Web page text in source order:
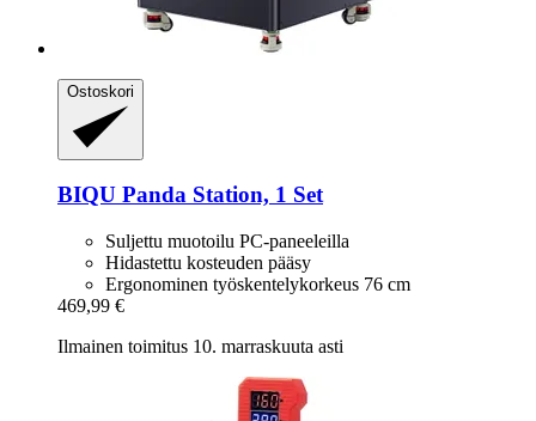
Ostoskori
BIQU Panda Station, 1 Set
Suljettu muotoilu PC-paneeleilla
Hidastettu kosteuden pääsy
Ergonominen työskentelykorkeus 76 cm
469,99 €
Ilmainen toimitus 10. marraskuuta asti